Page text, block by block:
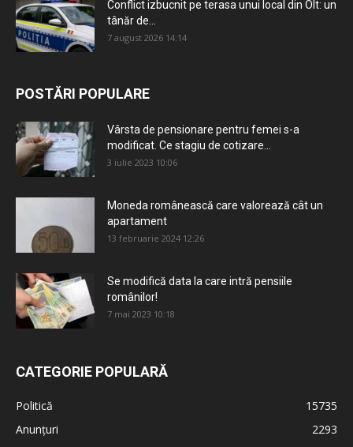
Conflict izbucnit pe terasa unui local din Olt: un
tânăr de...
7 august 2026 14:14
POSTĂRI POPULARE
Vârsta de pensionare pentru femei s-a
modificat. Ce stagiu de cotizare...
3 iulie 2023 10:06
Moneda românească care valorează cât un
apartament
13 februarie 2024 12:26
Se modifică data la care intră pensiile
românilor!
7 mai 2023 10:18
CATEGORIE POPULARĂ
Politică
15735
Anunțuri
2293